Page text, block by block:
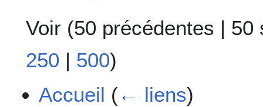
Voir (50 précédentes | 50
250 | 500)
Accueil (← liens)